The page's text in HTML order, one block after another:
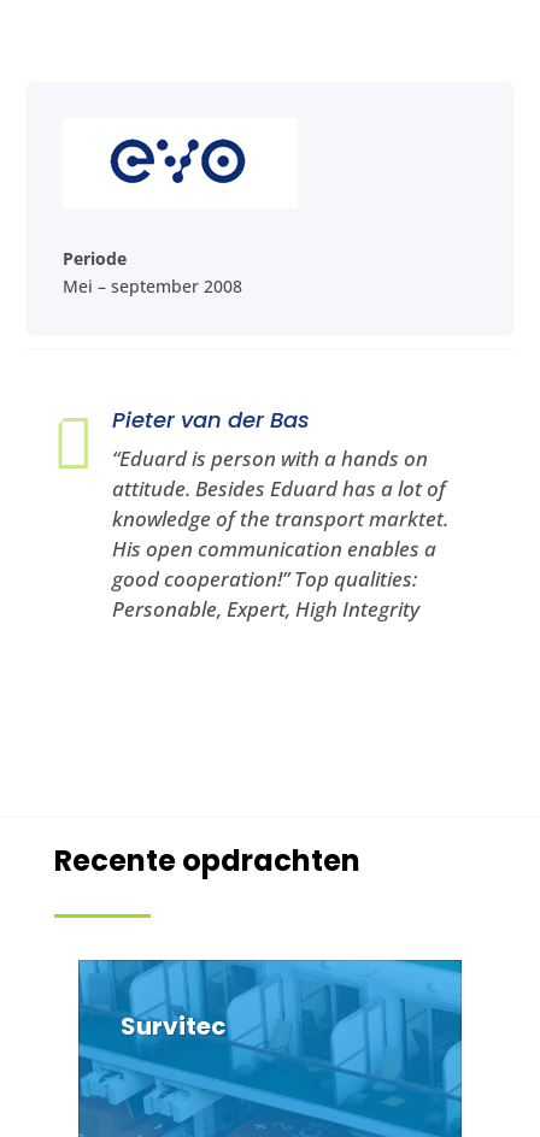
Periode
Mei – september 2008
 Pieter van der Bas
“Eduard is person with a hands on
attitude. Besides Eduard has a lot of
knowledge of the transport marktet.
His open communication enables a
good cooperation!” Top qualities:
Personable, Expert, High Integrity
Recente opdrachten
Survitec